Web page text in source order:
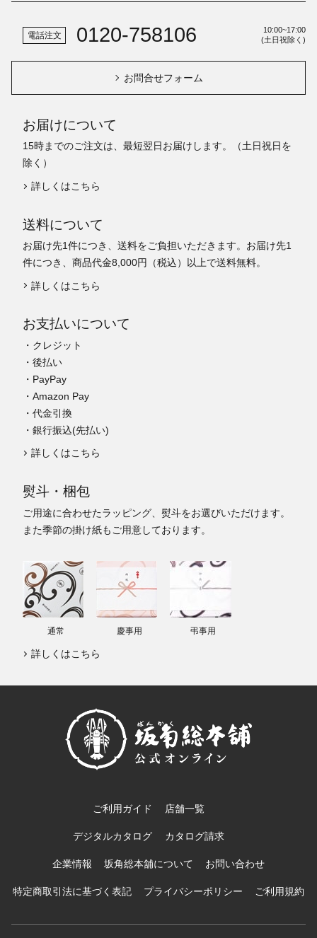
電話注文 0120-758106
10:00~17:00
(土日祝除く)
お問合せフォーム
お届けについて
15時までのご注文は、最短翌日お届けします。（土日祝日を
除く）
詳しくはこちら
送料について
お届け先1件につき、送料をご負担いただきます。お届け先1
件につき、商品代金8,000円（税込）以上で送料無料。
詳しくはこちら
お支払いについて
・クレジット
・後払い
・PayPay
・Amazon Pay
・代金引換
・銀行振込(先払い)
詳しくはこちら
熨斗・梱包
ご用途に合わせたラッピング、熨斗をお選びいただけます。
また季節の掛け紙もご用意しております。
通常 慶事用 弔事用
詳しくはこちら
ご利用ガイド 店舗一覧
デジタルカタログ カタログ請求
企業情報 坂角総本舖について お問い合わせ
特定商取引法に基づく表記 プライバシーポリシー ご利用規約